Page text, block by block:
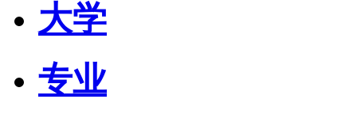
大学
专业